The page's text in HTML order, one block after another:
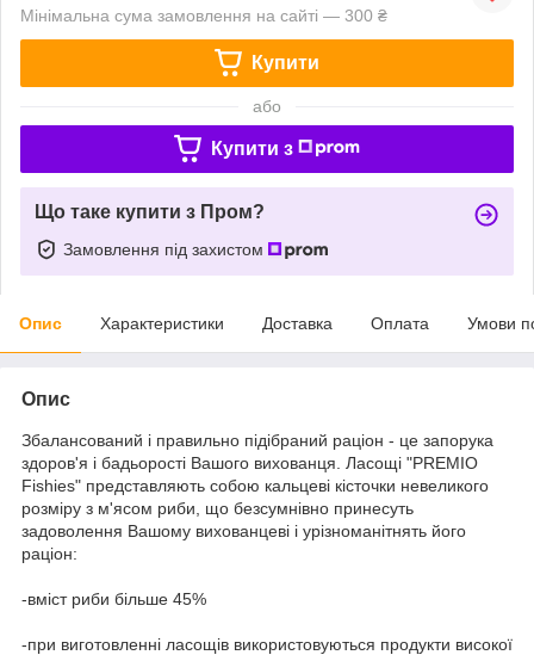
Мінімальна сума замовлення на сайті — 300 ₴
Купити
або
Купити з
Що таке купити з Пром?
Замовлення під захистом
Опис Характеристики Доставка Оплата Умови
Опис
Збалансований і правильно підібраний раціон - це запорука
здоров'я і бадьорості Вашого вихованця. Ласощі "PREMIO
Fishies" представляють собою кальцеві кісточки невеликого
розміру з м'ясом риби, що безсумнівно принесуть
задоволення Вашому вихованцеві і урізноманітнять його
раціон:
-вміст риби більше 45%
-при виготовленні ласощів використовуються продукти високої